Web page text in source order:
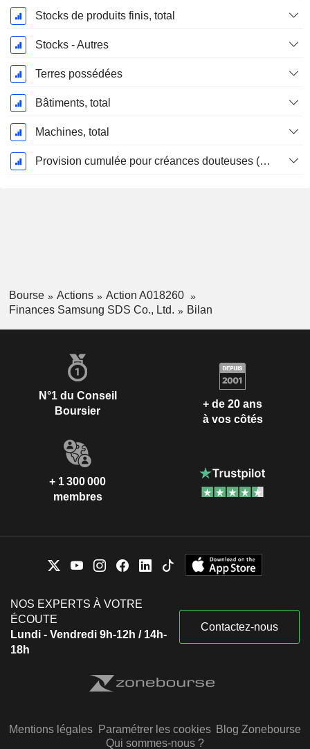
Stocks de produits finis, total
Stocks - Autres
Terres possédées
Bâtiments, total
Machines, total
Provision cumulée pour créances douteuses (Supple)
Bourse Actions
Action A018260
Finances Samsung SDS Co., Ltd.
Bilan
N°1 du Conseil
Boursier
+ de 20 ans
à vos côtés
+ 1 300 000
membres
NOS EXPERTS À VOTRE
ÉCOUTE
Lundi - Vendredi 9h-12h / 14h-
18h
Contactez-nous
Mentions légales Paramétrer les cookies Blog Zonebourse
Qui sommes-nous ?